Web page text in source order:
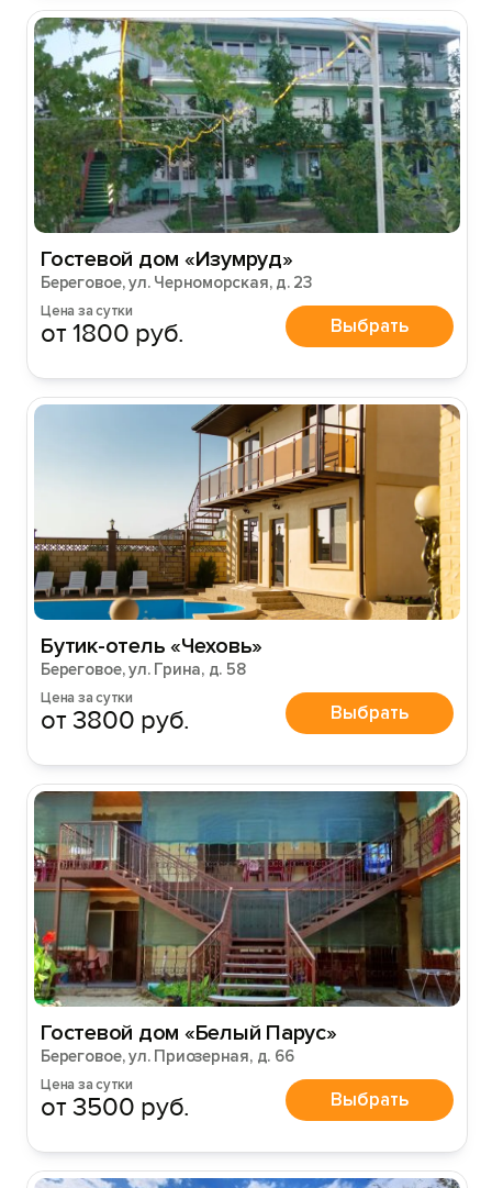
Гостевой дом «Изумруд»
Береговое, ул. Черноморская, д. 23
Цена за сутки
от 1800 руб. Выбрать
Бутик-отель «Чеховь»
Береговое, ул. Грина, д. 58
Цена за сутки
от 3800 руб. Выбрать
Гостевой дом «Белый Парус»
Береговое, ул. Приозерная, д. 66
Цена за сутки
от 3500 руб. Выбрать